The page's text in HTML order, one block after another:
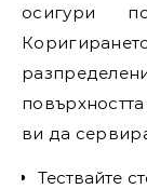
осигури
ви да
Тествайте